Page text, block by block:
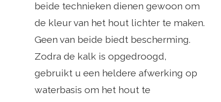
beide technieken dienen gewoon om
de kleur van het hout lichter te maken.
Geen van beide biedt bescherming.
Zodra de kalk is opgedroogd,
gebruikt u een heldere afwerking op
waterbasis om het hout te